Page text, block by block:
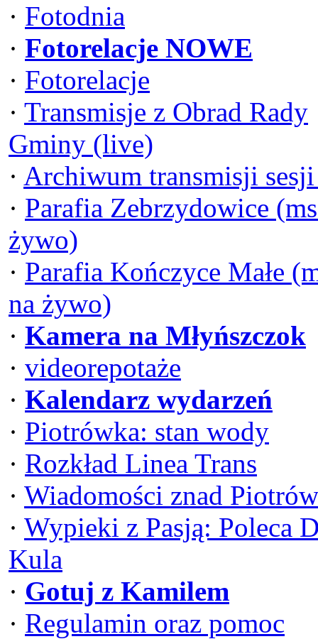
· Fotodnia
· Fotorelacje NOWE
· Fotorelacje
· Transmisje z Obrad Rady
Gminy (live)
· Archiwum transmisji
· Parafia Zebrzydowice
żywo)
· Parafia Kończyce Małe
na żywo)
· Kamera na Młyńszczok
· videorepotaże
· Kalendarz wydarzeń
· Piotrówka: stan wody
· Rozkład Linea Trans
· Wiadomości znad
· Wypieki z Pasją: Poleca
Kula
· Gotuj z Kamilem
· Regulamin oraz pomoc